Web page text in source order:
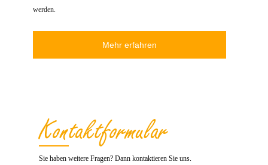
werden.
Mehr erfahren
Kontakt­formular
Sie haben weitere Fragen? Dann kontaktieren Sie uns.